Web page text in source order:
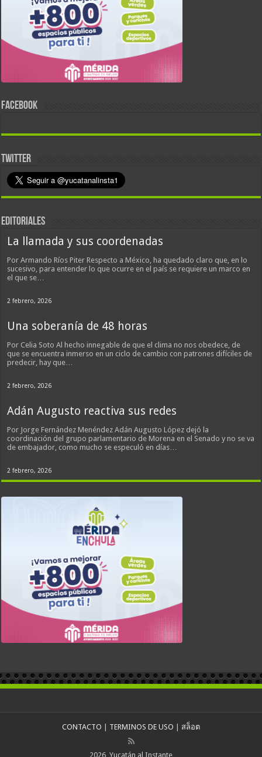
FACEBOOK
TWITTER
EDITORIALES
La llamada y sus coordenadas
Por Armando Ríos Piter Respecto a México, ha quedado claro que, en lo
sucesivo, para entender lo que ocurre en el país se requiere un marco en
el que se…
2 febrero, 2026
Una soberanía de 48 horas
Por Celia Soto Al hecho innegable de que el clima no nos obedece, de
que se encuentra inmerso en un ciclo de cambio con patrones difíciles de
predecir, hay que…
2 febrero, 2026
Adán Augusto reactiva sus redes
Por Jorge Fernández Menéndez Adán Augusto López dejó la
coordinación del grupo parlamentario de Morena en el Senado y no se va
de embajador, como mucho se especuló en días…
2 febrero, 2026
CONTACTO TERMINOS DE USO สล็อต
2026, Yucatán al Instante